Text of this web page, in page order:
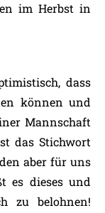
im Herbst in
dass
können und
Mannschaft
das Stichwort
aber für uns
es dieses und
zu belohnen!